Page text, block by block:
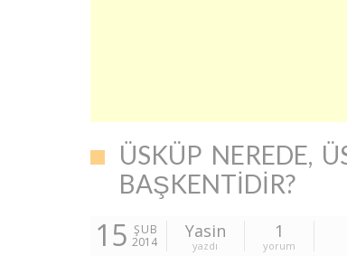
ÜSKÜP NEREDE,
BAŞKENTIDIR?
15 ŞUB
2014
Yasin
yazdı
1
yorum